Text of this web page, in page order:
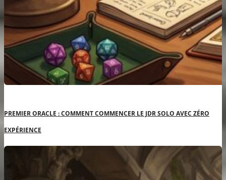
PREMIER ORACLE : COMMENT COMMENCER LE JDR SOLO AVEC ZÉRO
EXPÉRIENCE